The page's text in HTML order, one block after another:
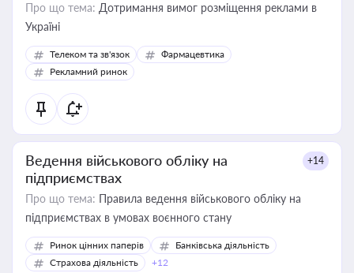
Про що тема: Дотримання вимог розміщення реклами в
Україні
Телеком та зв'язок
Фармацевтика
Рекламний ринок
Ведення військового обліку на
підприємствах
+14
Про що тема: Правила ведення військового обліку на
підприємствах в умовах воєнного стану
Ринок цінних паперів
Банківська діяльність
Страхова діяльність
+12